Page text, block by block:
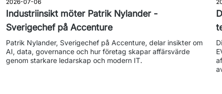
2026-07-06
Industriinsikt möter Patrik Nylander -
Sverigechef på Accenture
Patrik Nylander, Sverigechef på Accenture, delar insikter om
AI, data, governance och hur företag skapar affärsvärde